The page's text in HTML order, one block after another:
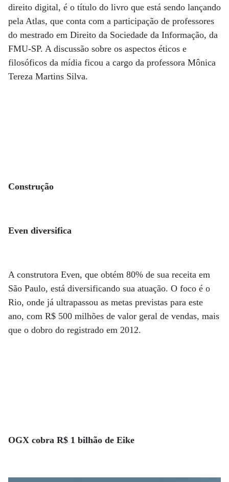
direito digital, é o título do livro que está sendo lançando
pela Atlas, que conta com a participação de professores
do mestrado em Direito da Sociedade da Informação, da
FMU-SP. A discussão sobre os aspectos éticos e
filosóficos da mídia ficou a cargo da professora Mônica
Tereza Martins Silva.
Construção
Even diversifica
A construtora Even, que obtém 80% de sua receita em
São Paulo, está diversificando sua atuação. O foco é o
Rio, onde já ultrapassou as metas previstas para este
ano, com R$ 500 milhões de valor geral de vendas, mais
que o dobro do registrado em 2012.
OGX cobra R$ 1 bilhão de Eike